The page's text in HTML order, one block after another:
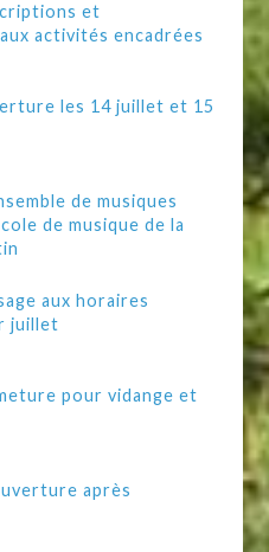
et
activités encadrées
les 14 juillet et 15
de musiques
de musique de la
aux horaires
juillet
pour vidange et
après